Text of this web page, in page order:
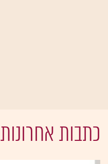
כתבות אחרונות